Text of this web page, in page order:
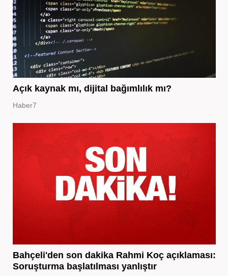
Açık kaynak mı, dijital bağımlılık mı?
Haber7
Bahçeli'den son dakika Rahmi Koç açıklaması:
Soruşturma başlatılması yanlıştır